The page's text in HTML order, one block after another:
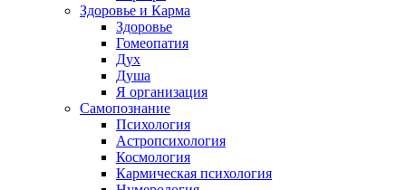
Здоровье и Карма
Здоровье
Гомеопатия
Дух
Душа
Я организация
Самопознание
Психология
Астропсихология
Космология
Кармическая психология